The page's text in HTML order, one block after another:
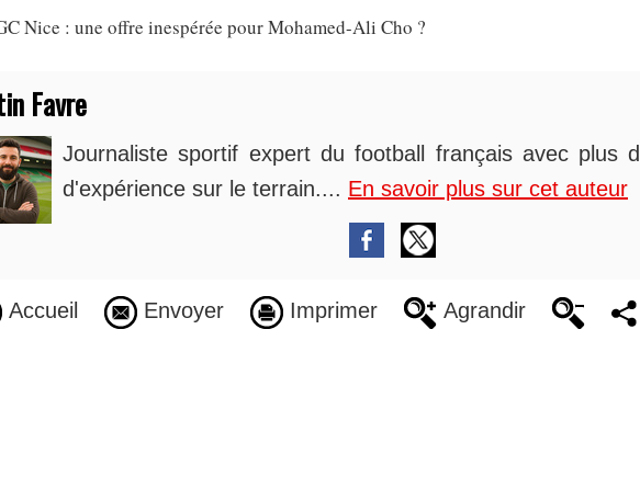
Nice : une offre inespérée pour Mohamed-Ali Cho ?
Favre
Journaliste sportif expert du football français avec plus
d'expérience sur le terrain.... En savoir plus sur cet auteur
Accueil Envoyer Imprimer Agrandir